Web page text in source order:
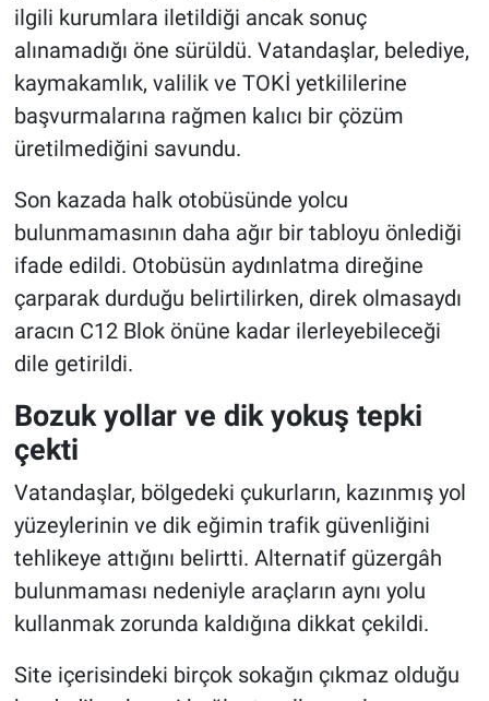
ilgili kurumlara iletildiği ancak sonuç
alınamadığı öne sürüldü. Vatandaşlar, belediye,
kaymakamlık, valilik ve TOKİ yetkililerine
başvurmalarına rağmen kalıcı bir çözüm
üretilmediğini savundu.
Son kazada halk otobüsünde yolcu
bulunmamasının daha ağır bir tabloyu önlediği
ifade edildi. Otobüsün aydınlatma direğine
çarparak durduğu belirtilirken, direk olmasaydı
aracın C12 Blok önüne kadar ilerleyebileceği
dile getirildi.
Bozuk yollar ve dik yokuş tepki
çekti
Vatandaşlar, bölgedeki çukurların, kazınmış yol
yüzeylerinin ve dik eğimin trafik güvenliğini
tehlikeye attığını belirtti. Alternatif güzergâh
bulunmaması nedeniyle araçların aynı yolu
kullanmak zorunda kaldığına dikkat çekildi.
Site içerisindeki birçok sokağın çıkmaz olduğu